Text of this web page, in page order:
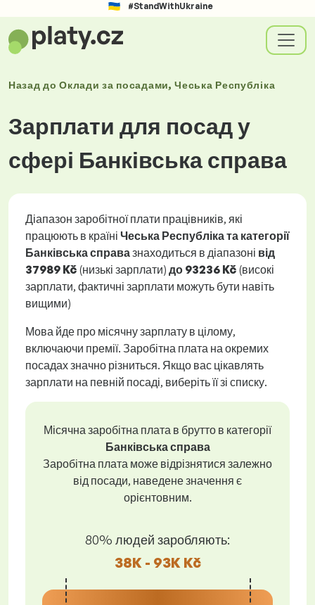
#StandWithUkraine
Назад доОкладиза посадами, Чеська Республіка
Зарплати для посад у
сфері Банківська справа
Діапазон заробітної плати працівників, які
працюють в країні Чеська Республіка та категорії
Банківська справазнаходиться в діапазоні від
37989 Kč (низькі зарплати) до 93236 Kč (високі
зарплати, фактичні зарплати можуть бути навіть
вищими)
Мова йде про місячну зарплату в цілому,
включаючи премії. Заробітна плата на окремих
посадах значно різниться. Якщо вас цікавлять
зарплати на певній посаді, виберіть її зі списку.
Місячна заробітна плата в брутто в категорії
Банківська справа
Заробітна плата може відрізнятися залежно
від посади, наведене значення є
орієнтовним.
80% людей заробляють:
38K - 93K Kč